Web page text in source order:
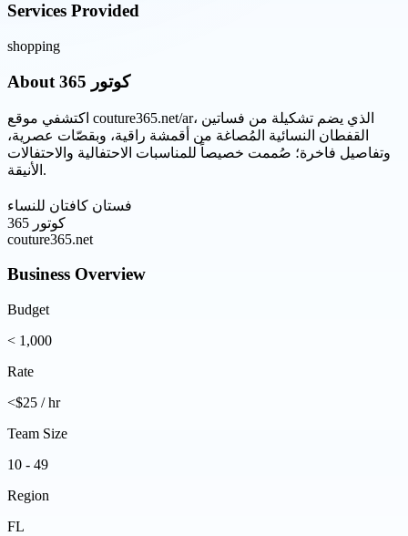
Services Provided
shopping
About كوتور 365
اكتشفي موقع couture365.net/ar، الذي يضم تشكيلة من فساتين
القفطان النسائية المُصاغة من أقمشة راقية، وبقصّات عصرية،
وتفاصيل فاخرة؛ صُممت خصيصاً للمناسبات الاحتفالية والاحتفالات
الأنيقة.
فستان كافتان للنساء
كوتور 365
couture365.net
Business Overview
Budget
< 1,000
Rate
<$25 / hr
Team Size
10 - 49
Region
FL